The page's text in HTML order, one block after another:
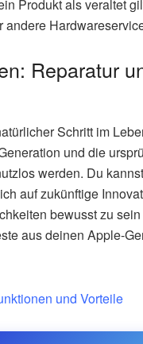
Produkt als veraltet
Reparatur
Schritt im
und die
werden. Du
auf zukünftige
bewusst zu
aus deinen Apple-
und Vorteile